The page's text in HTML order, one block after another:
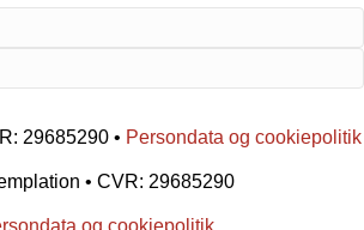
29685290 • Persondata og cookiepolitik
• CVR: 29685290
og cookiepolitik